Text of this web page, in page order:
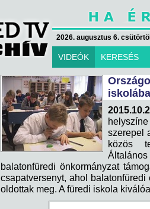
2026. augusztus 6.
VIDEÓK KERESÉS
szerepel
közös
balatonfüredi önkormányzat
csapatversenyt, ahol
oldottak meg. A füredi iskola